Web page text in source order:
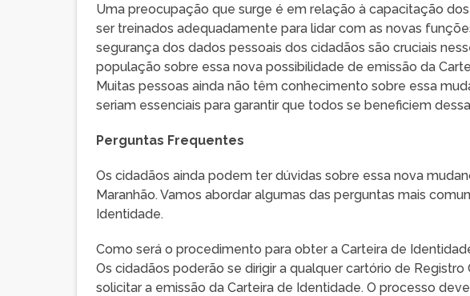
Uma preocupação que surge é em relação à capacitação
ser treinados adequadamente para lidar com as novas
segurança dos dados pessoais dos cidadãos são cruciais
população sobre essa nova possibilidade de emissão da
Muitas pessoas ainda não têm conhecimento sobre essa
seriam essenciais para garantir que todos se beneficiem
Perguntas Frequentes
Os cidadãos ainda podem ter dúvidas sobre essa nova
Maranhão. Vamos abordar algumas das perguntas mais
Identidade.
Como será o procedimento para obter a Carteira de
Os cidadãos poderão se dirigir a qualquer cartório de
solicitar a emissão da Carteira de Identidade. O processo